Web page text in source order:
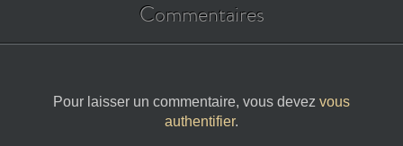
Commentaires
Pour laisser un commentaire, vous devez vous
authentifier.